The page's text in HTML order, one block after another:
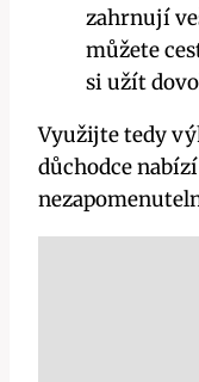
zahrnují
můžete
si užít
Využijte tedy
důchodce